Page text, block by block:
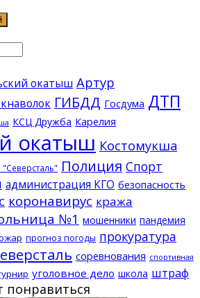
окатыш Артур
ГИБДД Госдума ДТП
КСЦ Дружба Карелия
окатыш Костомукша
Полиция Спорт
администрация КГО безопасность
коронавирус кража
№1 мошенники пандемия
прогноз погоды прокуратура
соревнования спортивная
уголовное дело школа штраф
понравиться